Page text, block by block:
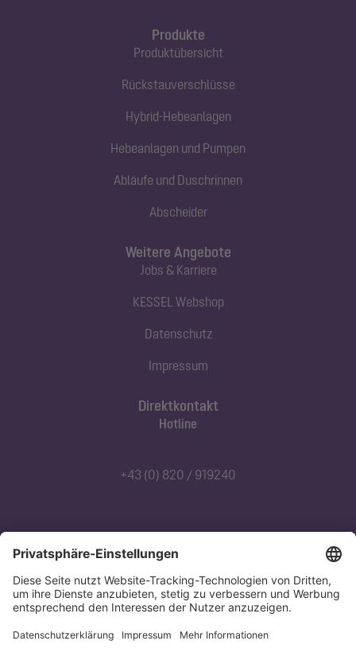
Produkte
Produktübersicht
Rückstauverschlüsse
Hybrid-Hebeanlagen
Hebeanlagen und Pumpen
Abläufe und Duschrinnen
Abscheider
Direktkontakt
Hotline
+43 (0) 820 / 919240
Abonnieren Sie unseren Newsletter
Jetzt anmelden
Weitere Angebote
Jobs & Karriere
KESSEL Webshop
Datenschutz
Impressum